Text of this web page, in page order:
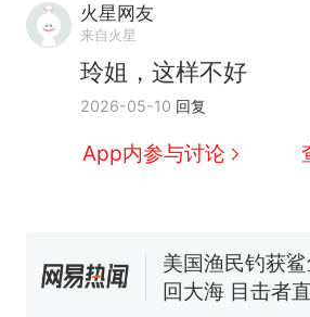
火星网友
来自火星
玲姐，这样不好
2026-05-10 回复
App内参与讨论
传，院方回应
任院长一职，不
源；曾用手绘图
费大厨“全
号，仅凭视频评
协会回应
男子上山采菌偶
窝，原地守1天
140多朵
美国一场追捕行
来源：参考消
笔试第一被第
官方通报